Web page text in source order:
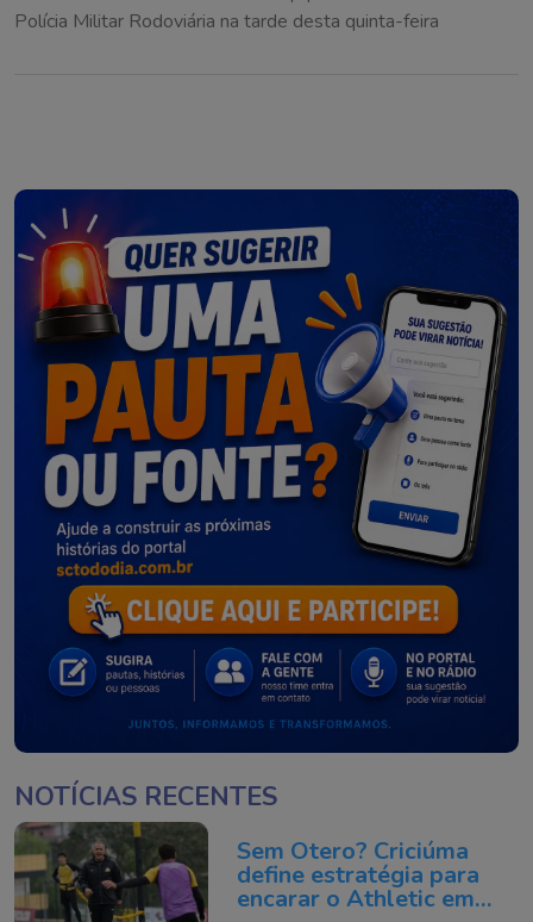
Polícia Militar Rodoviária na tarde desta quinta-feira
NOTÍCIAS RECENTES
Sem Otero? Criciúma
define estratégia para
encarar o Athletic em